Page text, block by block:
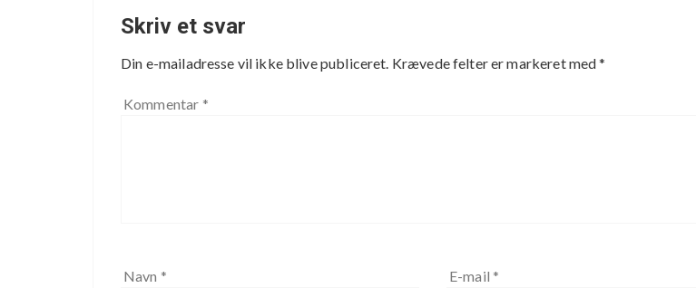
Skriv et svar
Din e-mailadresse vil ikke blive publiceret. Krævede felter er markeret med*
Kommentar *
Navn * E-mail *